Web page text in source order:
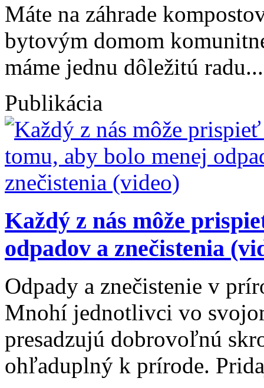
Máte na záhrade
bytovým domom
máme jednu dôležitú radu...
Publikácia
Každý z nás môže
odpadov a znečistenia
Odpady a znečistenie v
Mnohí jednotlivci vo
presadzujú dobrovoľnú
ohľaduplný k prírode.